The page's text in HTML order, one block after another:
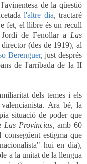
de la qüestió
l'altre dia, tractaré
fet, el llibre és un recull
de Fenollar a Las
(des de 1919), al
Berenguer, just després
de l'arribada de la II
dels temes i els
Ara bé, la
situació de poder que
Las Provincias, amb 60
estigma que
hui en dia),
a la unitat de la llengua